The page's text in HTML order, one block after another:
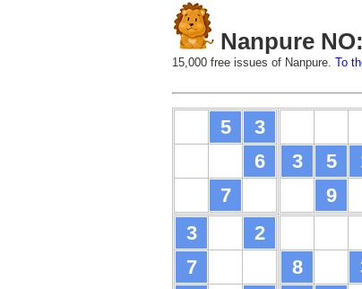
Nanpure
15,000 free issues of Nanpure. To
5
3
6
7
3 5
9
3
2
7
8